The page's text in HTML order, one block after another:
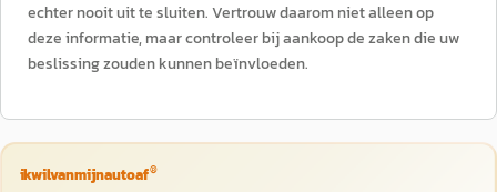
echter nooit uit te sluiten. Vertrouw daarom niet alleen op
deze informatie, maar controleer bij aankoop de zaken die uw
beslissing zouden kunnen beïnvloeden.
ikwilvanmijnautoaf®